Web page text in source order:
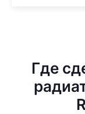
Где